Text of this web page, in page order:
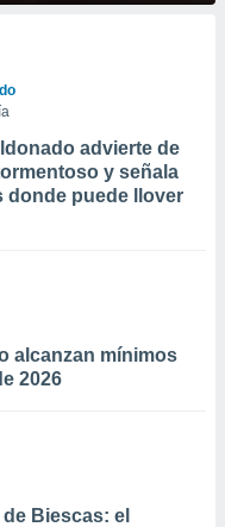
advierte de
y señala
donde puede llover
alcanzan mínimos
2026
Biescas: el